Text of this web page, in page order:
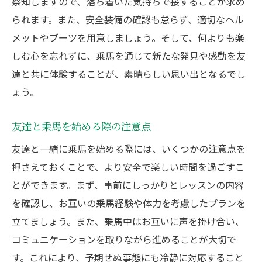
られます。また、安全装備の確認も怠らず、適切なヘル
メットやブーツを用意しましょう。そして、何よりも楽
しむ心を忘れずに、乗馬を通じて新たな発見や感動を友
達と共に体験することが、素晴らしい思い出となるでし
ょう。
友達と乗馬を始める際の注意点
友達と一緒に乗馬を始める際には、いくつかの注意点を
押さえておくことで、より安全で楽しい時間を過ごすこ
とができます。まず、事前にしっかりとレッスンの内容
を確認し、お互いの乗馬経験や体力を考慮したプランを
立てましょう。また、乗馬中はお互いに声を掛け合い、
コミュニケーションを取りながら進めることが大切で
す。これにより、予期せぬ事態にも冷静に対応すること